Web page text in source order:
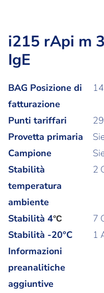
i215 rApi m
IgE
BAG Posizione di
fatturazione
Punti tariffari
Provetta primaria
Campione
Stabilità
temperatura
ambiente
2
Stabilità 4°C
7
Stabilità -20°C
1
Informazioni
preanalitiche
aggiuntive